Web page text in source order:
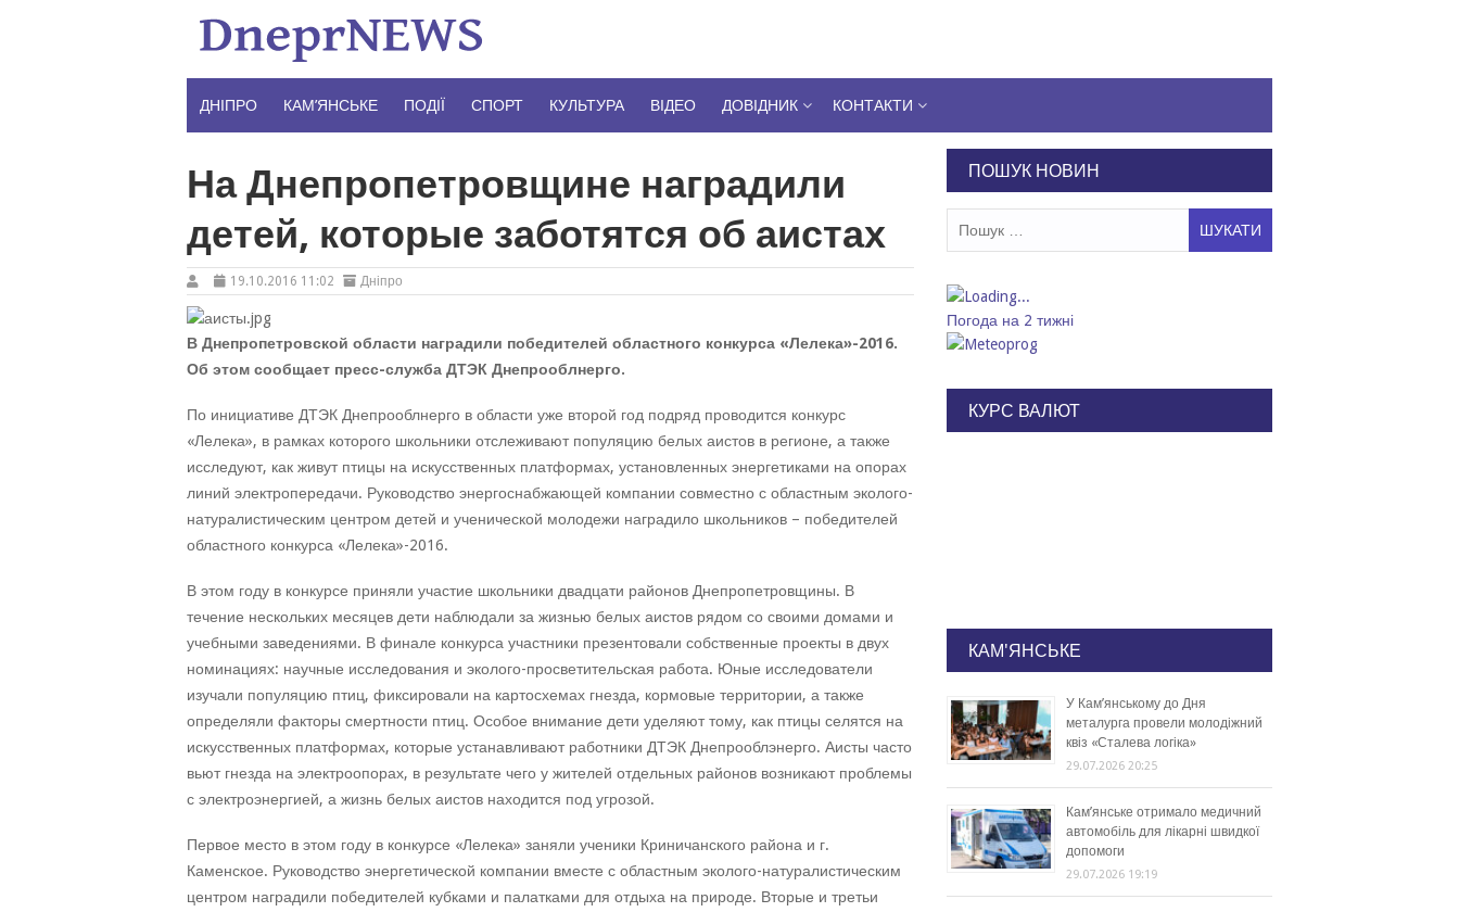
ДНІПРО КАМ’ЯНСЬКЕ ПОДІЇ СПОРТ КУЛЬТУРА ВІДЕО ДОВІДНИК КОНТАКТИ
На Днепропетровщине наградили
детей, которые заботятся об аистах
19.10.2016 11:02 Дніпро
В Днепропетровской области наградили победителей областного конкурса «Лелека»-2016.
Об этом сообщает пресс-служба ДТЭК Днепрооблнерго.
По инициативе ДТЭК Днепрооблнерго в области уже второй год подряд проводится конкурс
«Лелека», в рамках которого школьники отслеживают популяцию белых аистов в регионе, а также
исследуют, как живут птицы на искусственных платформах, установленных энергетиками на опорах
линий электропередачи. Руководство энергоснабжающей компании совместно с областным эколого-
натуралистическим центром детей и ученической молодежи наградило школьников – победителей
областного конкурса «Лелека»-2016.
В этом году в конкурсе приняли участие школьники двадцати районов Днепропетровщины. В
течение нескольких месяцев дети наблюдали за жизнью белых аистов рядом со своими домами и
учебными заведениями. В финале конкурса участники презентовали собственные проекты в двух
номинациях: научные исследования и эколого-просветительская работа. Юные исследователи
изучали популяцию птиц, фиксировали на картосхемах гнезда, кормовые территории, а также
определяли факторы смертности птиц. Особое внимание дети уделяют тому, как птицы селятся на
искусственных платформах, которые устанавливают работники ДТЭК Днепрооблэнерго. Аисты часто
вьют гнезда на электроопорах, в результате чего у жителей отдельных районов возникают проблемы
с электроэнергией, а жизнь белых аистов находится под угрозой.
Первое место в этом году в конкурсе «Лелека» заняли ученики Криничанского района и г.
Каменское. Руководство энергетической компании вместе с областным эколого-натуралистическим
центром наградили победителей кубками и палатками для отдыха на природе. Вторые и третьи
ПОШУК НОВИН
Погода на 2 тижні
КУРС ВАЛЮТ
КАМ'ЯНСЬКЕ
У Кам’янському до Дня
металурга провели молодіжний
квіз «Сталева логіка»
29.07.2026 20:25
Кам’янське отримало медичний
автомобіль для лікарні швидкої
допомоги
29.07.2026 19:19